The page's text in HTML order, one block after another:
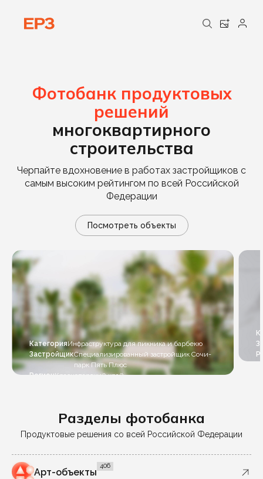
Фотобанк продуктовых
решений
многоквартирного
строительства
Черпайте вдохновение в работах застройщиков с
самым высоким рейтингом по всей Российской
Федерации
Посмотреть объекты
КатегорияИнфраструктура для пикника и барбекю
ЗастройщикСпециализированный застройщик Сочи-
парк Пять Плюс
РегионКраснодарский край
Разделы фотобанка
Продуктовые решения со всей Российской Федерации
Арт-объекты
406